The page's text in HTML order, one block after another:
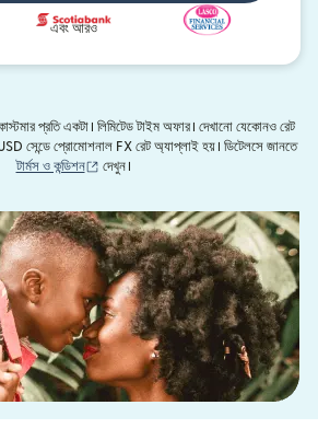
এবং আরও
প্রতি একটা। লিমিটেড টাইম অফার। দেখানো যেকোনও রেট
সেন্ডে প্রোমোশনাল FX রেট অ্যাপ্লাই হয়। ডিটেলসে জানতে
টার্মস ও কন্ডিশন
(নতুন উইন্ডোতে খুলবে)
দেখুন।